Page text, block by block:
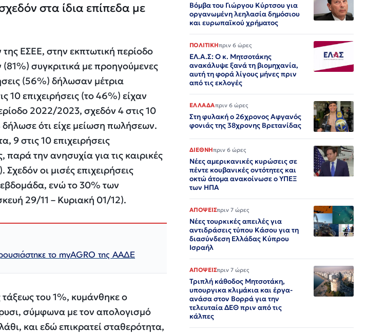
στα ίδια επίπεδα με
ΕΣΕΕ, στην εκπτωτική περίοδο
συγκριτικά με προηγούμενες
(56%) δήλωσαν μέτρια
10 επιχειρήσεις (το 46%) είχαν
2022/2023, σχεδόν 4 στις 10
ότι είχε μείωση πωλήσεων.
9 στις 10 επιχειρήσεις
την ανησυχία για τις καιρικές
οι μισές επιχειρήσεις
ενώ το 30% των
29/11 – Κυριακή 01/12).
το myAGRO της ΑΑΔΕ
τάξεως του 1%, κυμάνθηκε ο
σύμφωνα με τον απολογισμό
και εδώ επικρατεί σταθερότητα,
Βόμβα του Γιώργου Κύρτσου για
οργανωμένη λεηλασία δημόσιου
και ευρωπαϊκού χρήματος
ΠΟΛΙΤΙΚΗπριν 6 ώρες
ΕΛ.Α.Σ: Ο κ. Μητσοτάκης
ανακάλυψε ξανά τη βιομηχανία,
αυτή τη φορά λίγους μήνες πριν
από τις εκλογές
ΕΛΛΑΔΑπριν 6 ώρες
Στη φυλακή ο 26χρονος Αφγανός
φονιάς της 38χρονης Βρετανίδας
ΔΙΕΘΝΗπριν 6 ώρες
Νέες αμερικανικές κυρώσεις σε
πέντε κουβανικές οντότητες και
οκτώ άτομα ανακοίνωσε ο ΥΠΕΞ
των ΗΠΑ
ΑΠΟΨΕΙΣπριν 7 ώρες
Νέες τουρκικές απειλές για
αντιδράσεις τύπου Κάσου για τη
διασύνδεση Ελλάδας Κύπρου
Ισραήλ
ΑΠΟΨΕΙΣπριν 7 ώρες
Τριπλή κάθοδος Μητσοτάκη,
υπουργικα κλιμάκια και έργα-
ανάσα στον Βορρά για την
τελευταία ΔΕΘ πριν από τις
κάλπες